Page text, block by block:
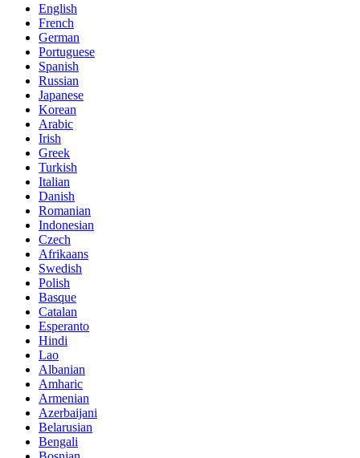
English
French
German
Portuguese
Spanish
Russian
Japanese
Korean
Arabic
Irish
Greek
Turkish
Italian
Danish
Romanian
Indonesian
Czech
Afrikaans
Swedish
Polish
Basque
Catalan
Esperanto
Hindi
Lao
Albanian
Amharic
Armenian
Azerbaijani
Belarusian
Bengali